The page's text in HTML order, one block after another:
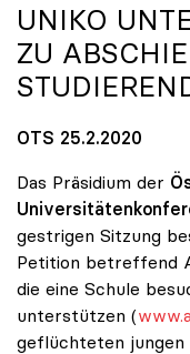
UNIKO
ZU
OTS 25.2.2020
Das Präsidium der
gestrigen Sitzung
Petition betreffend
die eine Schule
unterstützen (
geflüchteten jungen